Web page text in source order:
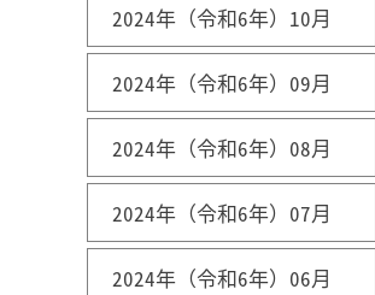
2024年（令和6年）10月
2024年（令和6年）09月
2024年（令和6年）08月
2024年（令和6年）07月
2024年（令和6年）06月